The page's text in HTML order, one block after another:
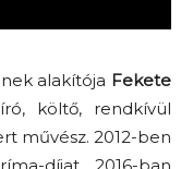
alakítója Fekete
költő, rendkívül
művész. 2012-ben